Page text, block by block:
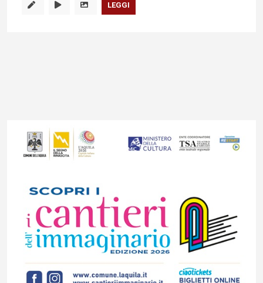
LEGGI